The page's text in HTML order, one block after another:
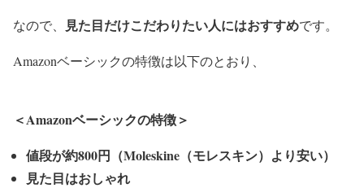
なので、 見た目だけこだわりたい人にはおすすめです。
Amazonベーシックの特徴は以下のとおり、
＜Amazonベーシックの特徴＞
値段が約800円（Moleskine（モレスキン）より安い）
見た目はおしゃれ